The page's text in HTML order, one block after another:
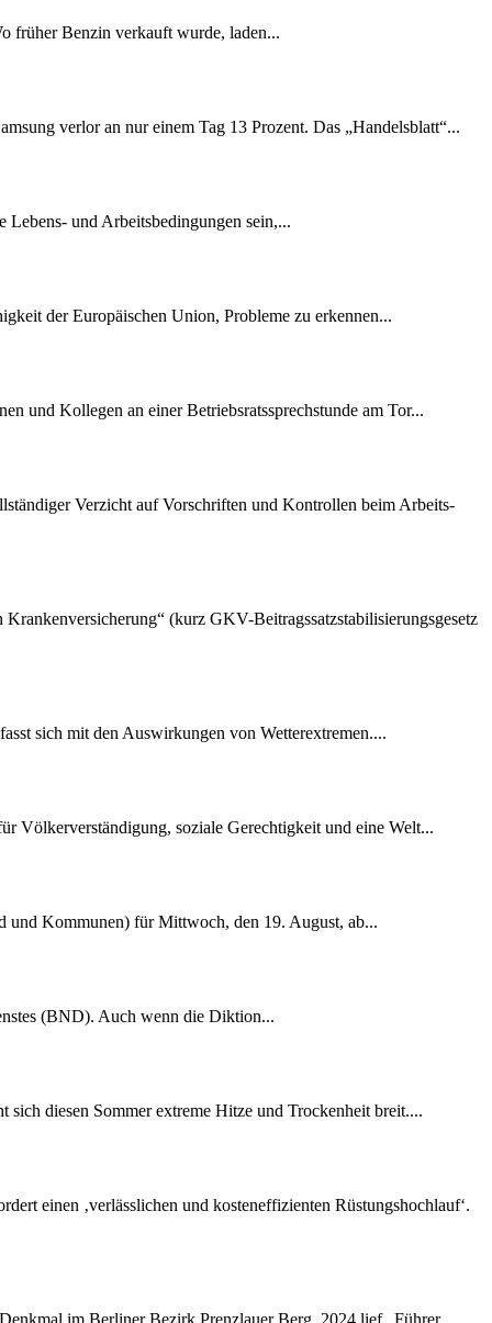
früher Benzin verkauft wurde, laden...
verlor an nur einem Tag 13 Prozent. Das „Handelsblatt“...
und Arbeitsbedingungen sein,...
der Europäischen Union, Probleme zu erkennen...
und Kollegen an einer Betriebsratssprechstunde am Tor...
Verzicht auf Vorschriften und Kontrollen beim Arbeits-
(kurz GKV-Beitragssatzstabilisierungsgesetz
sich mit den Auswirkungen von Wetterextremen....
Völkerverständigung, soziale Gerechtigkeit und eine Welt...
und Kommunen) für Mittwoch, den 19. August, ab...
(BND). Auch wenn die Diktion...
diesen Sommer extreme Hitze und Trockenheit breit....
einen ‚verlässlichen und kosteneffizienten Rüstungshochlauf‘.
im Berliner Bezirk Prenzlauer Berg. 2024 lief „Führer